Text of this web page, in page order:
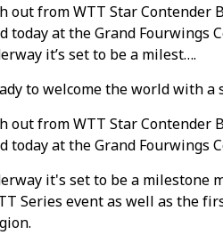
out from WTT Star Contender
today at the Grand Fourwings
it’s set to be a milest….
to welcome the world with a
out from WTT Star Contender
today at the Grand Fourwings
it's set to be a milestone
Series event as well as the